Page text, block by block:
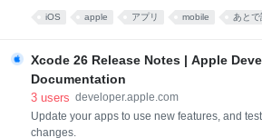
配信 App Storeでアプリを配信することで、
の言語で、世界中のユーザーに見つけてもらい
リティ、プライバシーを保護し、シンプルで直
供するためにAppleが設計した、統合されたエ
ムの一部です。Appleはデベロッパに、アプリ
よびサービスを販売するためのセキュアなコマ
iOS apple アプリ mobile あと
Xcode 26 Release Notes | Apple
Documentation
3 users developer.apple.com
Update your apps to use new features, and
changes.